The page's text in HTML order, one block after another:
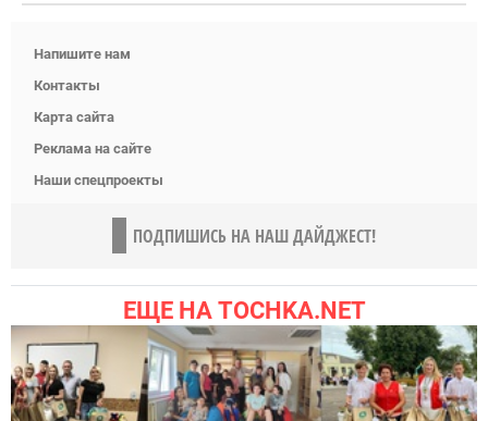
Напишите нам
Контакты
Карта сайта
Реклама на сайте
Наши спецпроекты
ПОДПИШИСЬ НА НАШ ДАЙДЖЕСТ!
ЕЩЕ НА TOCHKA.NET